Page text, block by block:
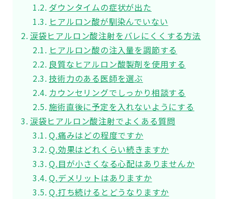
ダウンタイムの症状が出た
ヒアルロン酸が馴染んでいない
涙袋ヒアルロン酸注射をバレにくくする方法
ヒアルロン酸の注入量を調節する
良質なヒアルロン酸製剤を使用する
技術力のある医師を選ぶ
カウンセリングでしっかり相談する
施術直後に予定を入れないようにする
涙袋ヒアルロン酸注射でよくある質問
Q.痛みはどの程度ですか
Q.効果はどれくらい続きますか
Q.目が小さくなる心配はありませんか
Q.デメリットはありますか
Q.打ち続けるとどうなりますか